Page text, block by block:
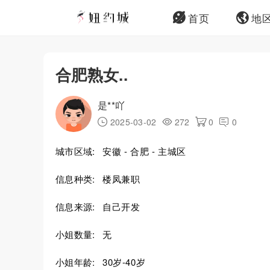
首页 地
合肥熟女..
是**吖
2025-03-02 272 0 0
城市区域: 安徽 - 合肥 - 主城区
信息种类: 楼凤兼职
信息来源: 自己开发
小姐数量: 无
小姐年龄: 30岁-40岁